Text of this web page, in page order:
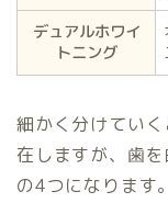
デュアルホワイ
トニング
細かく分けてい
在しますが、歯
の4つになります。